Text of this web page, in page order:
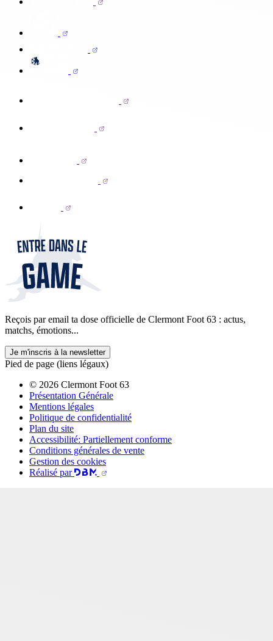
Reçois par email ta dose officielle de Clermont Foot 63 : actus,
matchs, émotions...
Je m'inscris à la newsletter
Pied de page (liens légaux)
© 2026 Clermont Foot 63
Présentation Générale
Mentions légales
Politique de confidentialité
Plan du site
Accessibilité: Partiellement conforme
Conditions générales de vente
Gestion des cookies
Réalisé par